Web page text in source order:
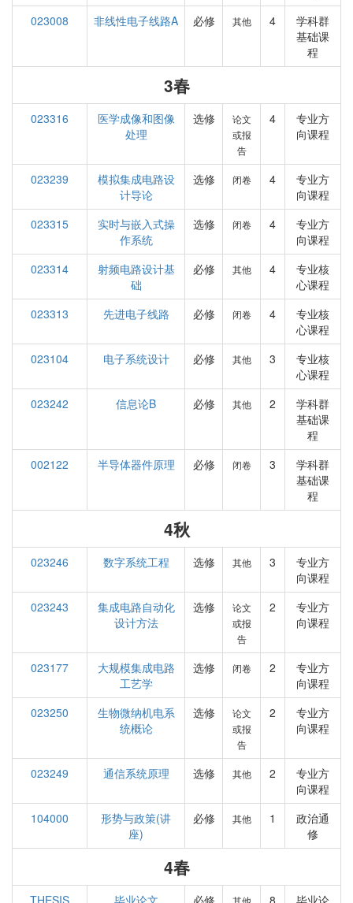
023008
非线性电子线路A 必修 其他 4
学科群
基础课
程
3春
023316
医学成像和图像
处理
选修
论文
或报
告
4
专业方
向课程
023239
模拟集成电路设
计导论
选修 闭卷 4
专业方
向课程
023315
实时与嵌入式操
作系统
选修 闭卷 4
专业方
向课程
023314
射频电路设计基
础
必修 其他 4
专业核
心课程
023313
先进电子线路 必修 闭卷 4
专业核
心课程
023104
电子系统设计 必修 其他 3
专业核
心课程
023242
信息论B 必修 其他 2
学科群
基础课
程
002122
半导体器件原理 必修 闭卷 3
学科群
基础课
程
4秋
023246 数字系统工程 选修 其他 3
专业方
向课程
023243
集成电路自动化
设计方法
选修
论文
或报
告
2
专业方
向课程
023177
大规模集成电路
工艺学
选修 闭卷 2
专业方
向课程
023250
生物微纳机电系
统概论
选修
论文
或报
告
2
专业方
向课程
023249 通信系统原理 选修 其他 2
专业方
向课程
104000
形势与政策(讲
座)
必修 其他 1
政治通
修
4春
THESIS 毕业论文 必修 其他 8 毕业论